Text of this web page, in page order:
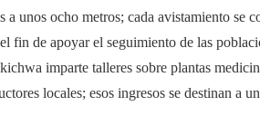
a unos ocho metros; cada avistamiento se
fin de apoyar el seguimiento de las
imparte talleres sobre plantas
locales; esos ingresos se destinan a